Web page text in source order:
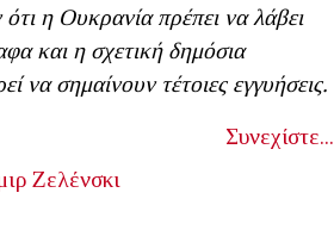
η Ουκρανία πρέπει να λάβει
και η σχετική δημόσια
να σημαίνουν τέτοιες εγγυήσεις.
Συνεχίστε...
Ζελένσκι